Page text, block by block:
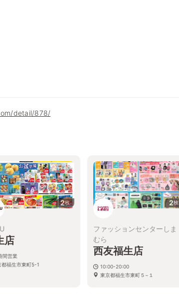
detail/878/
2枚
店
間営業
都福生市東町5-1
2枚
ファッションセンターしま
むら
西友福生店
10:00-20:00
東京都福生市東町５−１